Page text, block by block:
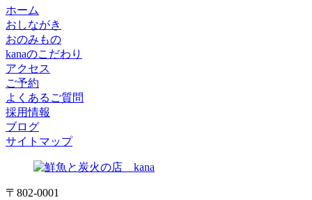
ホーム
おしながき
おのみもの
kanaのこだわり
アクセス
ご予約
よくあるご質問
採用情報
ブログ
サイトマップ
〒802-0001